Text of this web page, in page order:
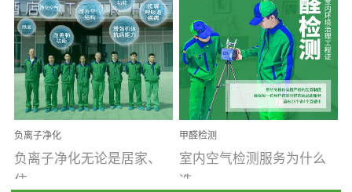
受温度、湿度、基质养
分、通风四个条件影响，
温暖潮湿、营养物质多、
通风缓慢的空间最易滋生
大量霉菌的...
装修完会有甲醛，其实汽
车的甲醛超标问题更为严
重。汽车的空间范围小，
配件、皮具、装饰多，这
些都是汽...
负离子净化
负离子净化无论是居家、
住...
甲醛检测
室内空气检测服务为什么
选...